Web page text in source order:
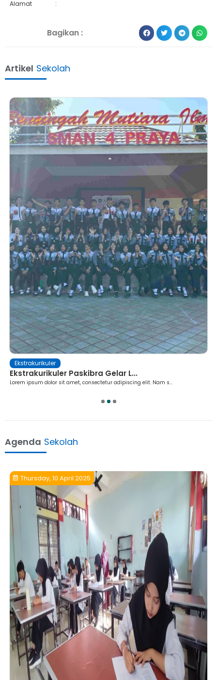
Alamat
:
Bagikan :
Artikel Sekolah
Ekstrakurikuler
Ekstrakurikuler Paskibra Gelar L...
Lorem ipsum dolor sit amet, consectetur adipiscing elit. Nam s...
Agenda Sekolah
Thursday, 10 April 2025